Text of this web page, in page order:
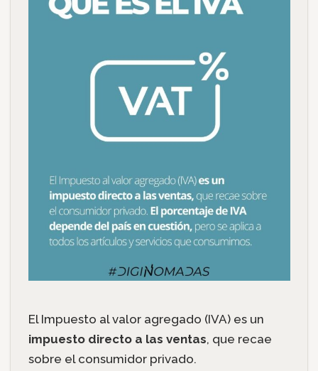
El Impuesto al valor agregado (IVA) es un
impuesto directo a las ventas, que recae
sobre el consumidor privado.